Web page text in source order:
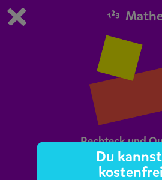
Du spielst die kostenfreie
Jetzt bestellen
Rechteck und
Hier übst du, Rechtecke
Du